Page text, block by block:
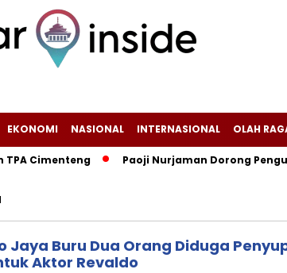
EKONOMI NASIONAL INTERNASIONAL OLAH
Cimenteng Paoji Nurjaman Dorong
Jaya Buru Dua Orang Diduga
Aktor Revaldo